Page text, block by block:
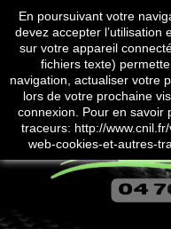
En poursuivant votre
devez accepter l’utilisation
sur votre appareil
fichiers texte)
navigation, actualiser votre
lors de votre prochaine
connexion. Pour en savoir
traceurs: http://
web-cookies-et-autres-